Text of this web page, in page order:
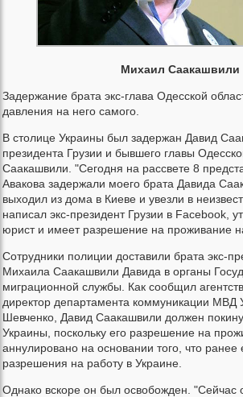
Михаил Саакашвили
Задержание брата экс-глава Одесской
давления на него самого.
В столице Украины был задержан Давид
президента Грузии и бывшего главы
Саакашвили. "Сегодня на рассвете 8
Авакова задержали моего брата Давида
выходил из дома в Киеве и увезли в
написал экс-президент Грузии в Facebook,
юрист и имеет разрешение на проживание
Сотрудники полиции доставили брата экс-
Михаила Саакашвили Давида в органы
миграционной службы. Как сообщил
директор департамента коммуникации МВД
Шевченко, Давид Саакашвили должен
Украины, поскольку его разрешение на
аннулировано на основании того, что ранее
разрешения на работу в Украине.
Однако вскоре он был освобожден. "Сейчас